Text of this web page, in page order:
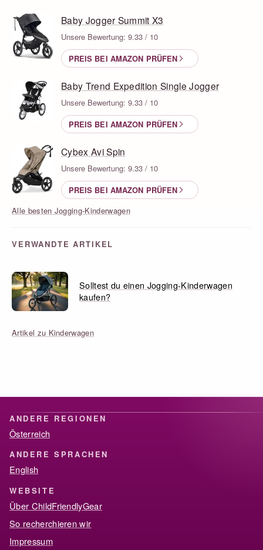
Baby Jogger Summit X3
Unsere Bewertung: 9.33 / 10
PREIS BEI AMAZON PRÜFEN
Baby Trend Expedition Single Jogger
Unsere Bewertung: 9.33 / 10
PREIS BEI AMAZON PRÜFEN
Cybex Avi Spin
Unsere Bewertung: 9.33 / 10
PREIS BEI AMAZON PRÜFEN
Alle besten Jogging-Kinderwagen
VERWANDTE ARTIKEL
Solltest du einen Jogging-Kinderwagen
kaufen?
Artikel zu Kinderwagen
ANDERE REGIONEN
Österreich
ANDERE SPRACHEN
English
WEBSITE
Über ChildFriendlyGear
So recherchieren wir
Impressum